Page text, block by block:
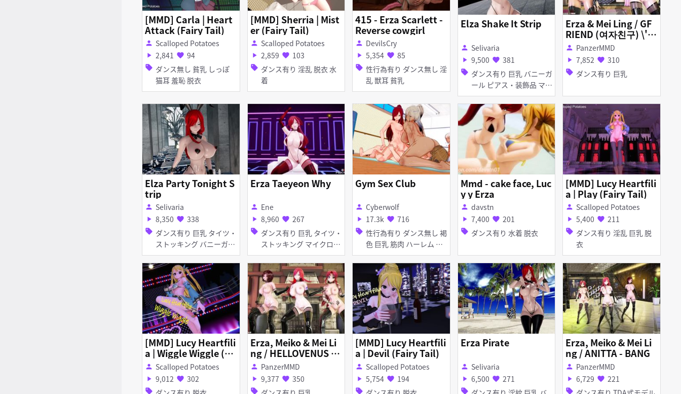
[MMD] Carla | Heart
Attack (Fairy Tail)
person Scalloped Potatoes
play_arrow 2,841 favorite 94
sell ダンス無し 貧乳 しっぽ
猫耳 羞恥 脱衣
[MMD] Sherria | Mist
er (Fairy Tail)
person Scalloped Potatoes
play_arrow 2,859 favorite 103
sell ダンス有り 淫乱 脱衣 水
着
415 - Erza Scarlett -
Reverse cowgirl
person DevilsCry
play_arrow 5,354 favorite 85
sell 性行為有り ダンス無し 淫
乱 獣耳 貧乳
Elza Shake It Strip
person Selivaria
play_arrow 9,500 favorite 381
sell ダンス有り 巨乳 バニーガ
ール ピアス・装飾品 マイ
クロ水着 レオタード 脱衣
Erza & Mei Ling / GF
RIEND (여자친구) \'M
AGO\'
person PanzerMMD
play_arrow 7,852 favorite 310
sell ダンス有り 巨乳
Elza Party Tonight S
trip
person Selivaria
play_arrow 8,350 favorite 338
sell ダンス有り 巨乳 タイツ・
ストッキング バニーガー
ル ピアス・装飾品 脱衣
Erza Taeyeon Why
person Ene
play_arrow 8,960 favorite 267
sell ダンス有り 巨乳 タイツ・
ストッキング マイクロ水
着 脱衣
Gym Sex Club
person Cyberwolf
play_arrow 17.3k favorite 716
sell 性行為有り ダンス無し 褐
色 巨乳 筋肉 ハーレム 淫
乱 アヘ顔 乱交
Mmd - cake face, Luc
y y Erza
person davstn
play_arrow 7,400 favorite 201
sell ダンス有り 水着 脱衣
[MMD] Lucy Heartfili
a | Play (Fairy Tail)
person Scalloped Potatoes
play_arrow 5,400 favorite 211
sell ダンス有り 淫乱 巨乳 脱
衣
[MMD] Lucy Heartfili
a | Wiggle Wiggle (Fa
iry Tail)
person Scalloped Potatoes
play_arrow 9,012 favorite 302
sell
Erza, Meiko & Mei Li
ng / HELLOVENUS - I
\'m Ill
person PanzerMMD
play_arrow 9,377 favorite 350
sell
[MMD] Lucy Heartfili
a | Devil (Fairy Tail)
person Scalloped Potatoes
play_arrow 5,754 favorite 194
sell
Erza Pirate
person Selivaria
play_arrow 6,500 favorite 271
sell
Erza, Meiko & Mei Li
ng / ANITTA - BANG
person PanzerMMD
play_arrow 6,729 favorite 221
sell